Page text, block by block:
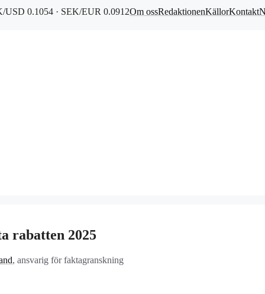
USD 0.1054 · SEK/EUR 0.0912Om ossRedaktionenKällorKontakt
rabatten 2025
, ansvarig för faktagranskning